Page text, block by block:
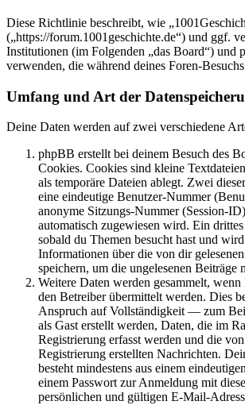
Diese Richtlinie beschreibt, wie
(„https://forum.1001geschichte.de“) und ggf.
Institutionen (im Folgenden „das Board“) und
verwenden, die während deines Foren-
Umfang und Art der
Deine Daten werden auf zwei verschiedene
phpBB erstellt bei deinem Besuch des
Cookies. Cookies sind kleine
als temporäre Dateien ablegt. Zwei
eine eindeutige Benutzer-Nummer
anonyme Sitzungs-Nummer (Session-
automatisch zugewiesen wird. Ein
sobald du Themen besucht hast und
Informationen über die von dir
speichern, um die ungelesenen Beiträge
Weitere Daten werden gesammelt,
den Betreiber übermittelt werden. Dies
Anspruch auf Vollständigkeit — zum
als Gast erstellt werden, Daten, die im
Registrierung erfasst werden und die
Registrierung erstellten Nachrichten.
besteht mindestens aus einem
einem Passwort zur Anmeldung mit
persönlichen und gültigen E-Mail-